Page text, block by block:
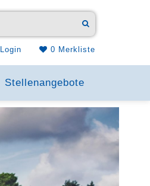
0 Merkliste
Stellenangebote